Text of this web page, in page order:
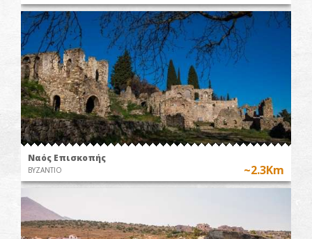
Ναός Επισκοπής
ΒΥΖΑΝΤΙΟ ~2.3Km